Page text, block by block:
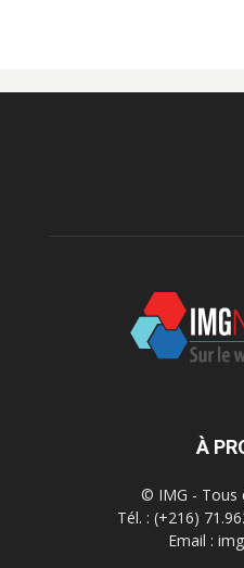
À
© IMG - Tous
Tél. : (+216)
Email :